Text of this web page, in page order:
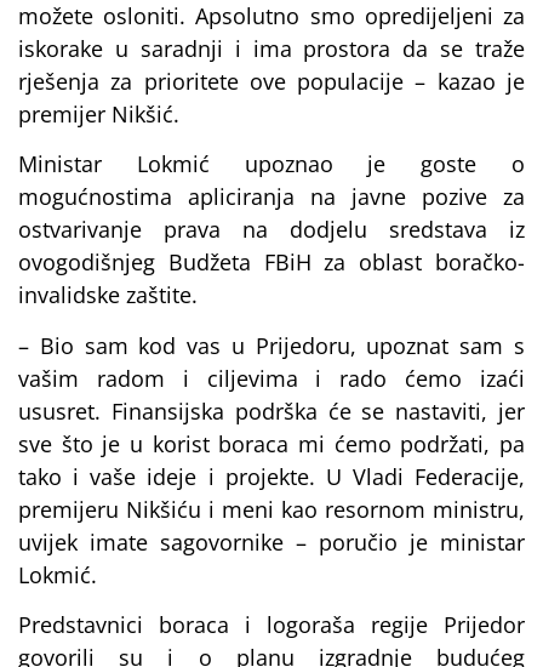
možete osloniti. Apsolutno smo opredijeljeni za
iskorake u saradnji i ima prostora da se traže
rješenja za prioritete ove populacije – kazao je
premijer Nikšić.
Ministar Lokmić upoznao je goste o
mogućnostima apliciranja na javne pozive za
ostvarivanje prava na dodjelu sredstava iz
ovogodišnjeg Budžeta FBiH za oblast boračko-
invalidske zaštite.
– Bio sam kod vas u Prijedoru, upoznat sam s
vašim radom i ciljevima i rado ćemo izaći
ususret. Finansijska podrška će se nastaviti, jer
sve što je u korist boraca mi ćemo podržati, pa
tako i vaše ideje i projekte. U Vladi Federacije,
premijeru Nikšiću i meni kao resornom ministru,
uvijek imate sagovornike – poručio je ministar
Lokmić.
Predstavnici boraca i logoraša regije Prijedor
govorili su i o planu izgradnje budućeg